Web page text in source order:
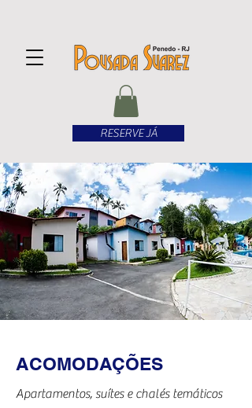
RESERVE JÁ
ACOMODAÇÕES
Apartamentos, suítes e chalés temáticos